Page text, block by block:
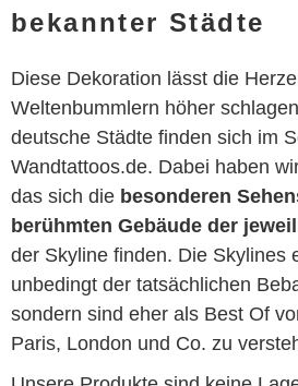
bekannter Städte
Diese Dekoration lässt die
Weltenbummlern höher
deutsche Städte finden sich im
Wandtattoos.de. Dabei haben
das sich die besonderen
berühmten Gebäude der
der Skyline finden. Die Skylines
unbedingt der tatsächlichen
sondern sind eher als Best Of
Paris, London und Co. zu